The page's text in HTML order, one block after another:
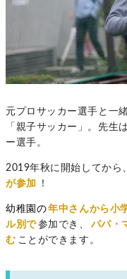
元プロサッカー選手と一
「親子サッカー」。先生
ー選手。
2019年秋に開始してから
が参加
！
幼稚園の年中さんから小
ル別で参加でき、
パパ・
む ことができます。